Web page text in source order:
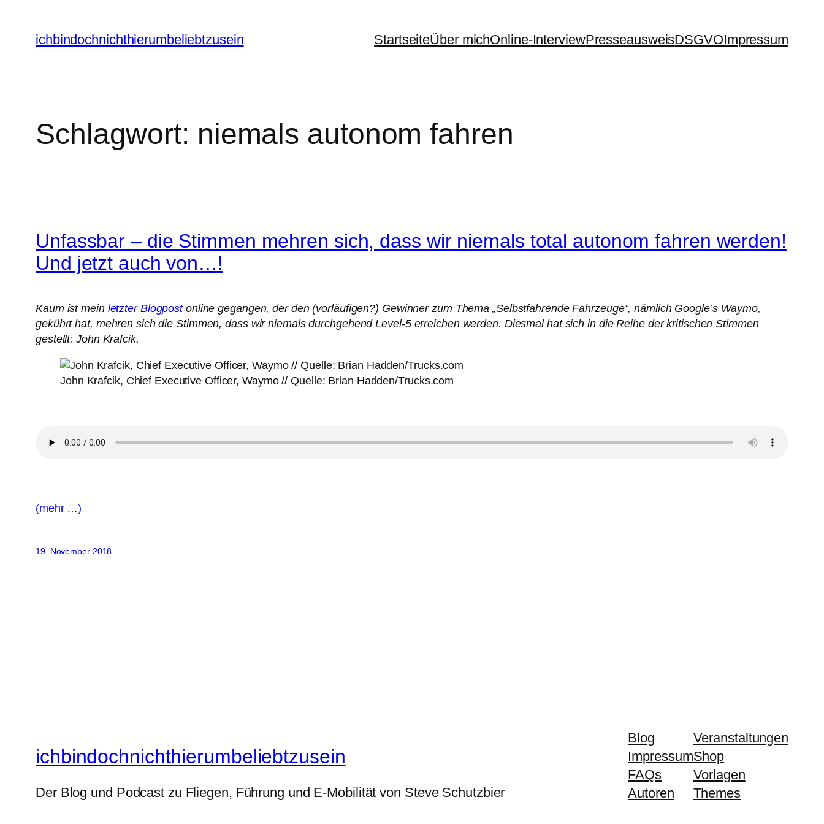
Inhalt
springen
ichbindochnichthierumbeliebtzusein StartseiteÜber michOnline-InterviewPresseausweisDSGVOImpressum
Schlagwort: niemals autonom fahren
Unfassbar – die Stimmen mehren sich, dass wir niemals total autonom fahren werden!
Und jetzt auch von…!
Kaum ist mein letzter Blogpostonline gegangen, der den (vorläufigen?) Gewinner zum Thema „Selbstfahrende Fahrzeuge“, nämlich Google’s Waymo,
gekührt hat, mehren sich die Stimmen, dass wir niemals durchgehend Level-5 erreichen werden. Diesmal hat sich in die Reihe der kritischen Stimmen
gestellt: John Krafcik.
John Krafcik, Chief Executive Officer, Waymo // Quelle: Brian Hadden/Trucks.com
(mehr …)
19. November 2018
ichbindochnichthierumbeliebtzusein
Der Blog und Podcast zu Fliegen, Führung und E-Mobilität von Steve Schutzbier
Blog
Impressum
FAQs
Autoren
Veranstaltungen
Shop
Vorlagen
Themes